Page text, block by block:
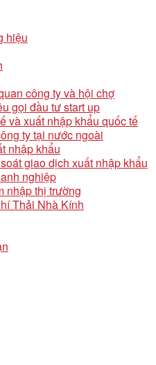
hiệu
công ty và hội chợ
gọi đầu tư start up
và xuất nhập khẩu quốc tế
ty tại nước ngoài
nhập khẩu
giao dịch xuất nhập khẩu
nghiệp
nhập thị trường
Thải Nhà Kính